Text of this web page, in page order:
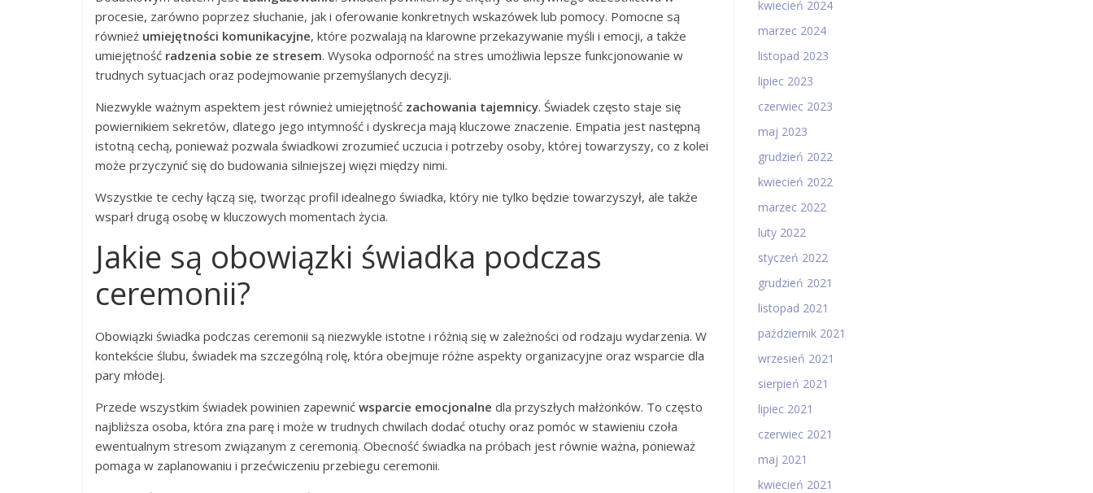
procesie, zarówno poprzez słuchanie, jak i oferowanie konkretnych wskazówek lub pomocy. Pomocne są
również umiejętności komunikacyjne, które pozwalają na klarowne przekazywanie myśli i emocji, a także
umiejętność radzenia sobie ze stresem. Wysoka odporność na stres umożliwia lepsze funkcjonowanie w
trudnych sytuacjach oraz podejmowanie przemyślanych decyzji.
Niezwykle ważnym aspektem jest również umiejętność zachowania tajemnicy. Świadek często staje się
powiernikiem sekretów, dlatego jego intymność i dyskrecja mają kluczowe znaczenie. Empatia jest następną
istotną cechą, ponieważ pozwala świadkowi zrozumieć uczucia i potrzeby osoby, której towarzyszy, co z kolei
może przyczynić się do budowania silniejszej więzi między nimi.
Wszystkie te cechy łączą się, tworząc profil idealnego świadka, który nie tylko będzie towarzyszył, ale także
wsparł drugą osobę w kluczowych momentach życia.
Jakie są obowiązki świadka podczas
ceremonii?
Obowiązki świadka podczas ceremonii są niezwykle istotne i różnią się w zależności od rodzaju wydarzenia. W
kontekście ślubu, świadek ma szczególną rolę, która obejmuje różne aspekty organizacyjne oraz wsparcie dla
pary młodej.
Przede wszystkim świadek powinien zapewnić wsparcie emocjonalne dla przyszłych małżonków. To często
najbliższa osoba, która zna parę i może w trudnych chwilach dodać otuchy oraz pomóc w stawieniu czoła
ewentualnym stresom związanym z ceremonią. Obecność świadka na próbach jest równie ważna, ponieważ
pomaga w zaplanowaniu i przećwiczeniu przebiegu ceremonii.
kwiecień 2024
marzec 2024
listopad 2023
lipiec 2023
czerwiec 2023
maj 2023
grudzień 2022
kwiecień 2022
marzec 2022
luty 2022
styczeń 2022
grudzień 2021
listopad 2021
październik 2021
wrzesień 2021
sierpień 2021
lipiec 2021
czerwiec 2021
maj 2021
kwiecień 2021